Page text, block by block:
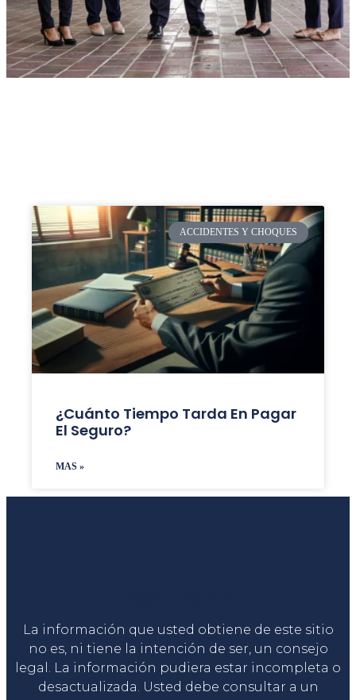
ACCIDENTES Y CHOQUES
¿Cuánto Tiempo Tarda En Pagar
El Seguro?
MAS »
La información que usted obtiene de este sitio
no es, ni tiene la intención de ser, un consejo
legal. La información pudiera estar incompleta o
desactualizada. Usted debe consultar a un